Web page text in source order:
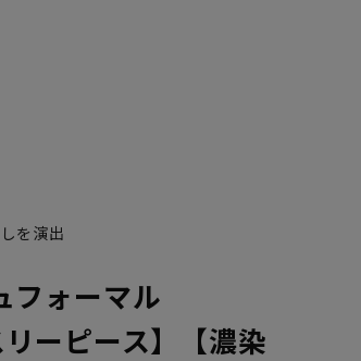
を演出
フォーマル
ーピース】【濃染